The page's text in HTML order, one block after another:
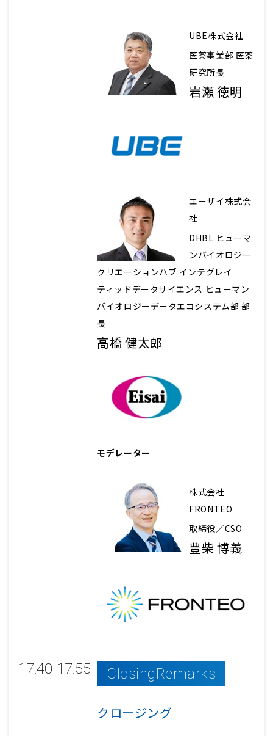
UBE株式会社
医薬事業部 医薬
研究所長
岩瀬 徳明
エーザイ株式会
社
DHBL ヒューマ
ンバイオロジー
クリエーションハブ インテグレイ
ティッドデータサイエンス ヒューマン
バイオロジーデータエコシステム部 部
長
高橋 健太郎
モデレーター
株式会社
FRONTEO
取締役／CSO
豊柴 博義
17:40-17:55 ClosingRemarks
クロージング